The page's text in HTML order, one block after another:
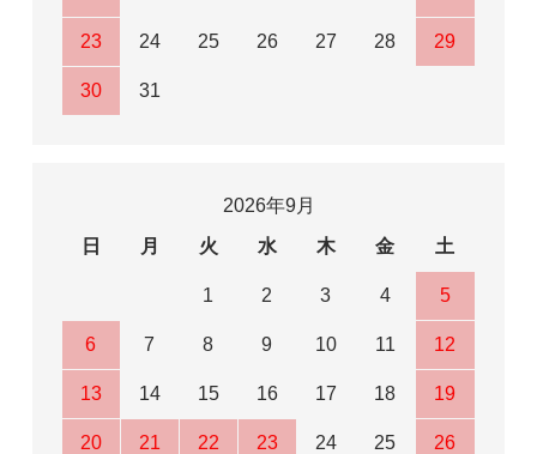
23 24 25 26 27 28 29
30 31
2026年9月
日
月 火 水 木 金 土
1 2 3 4 5
6 7 8 9 10 11 12
13 14 15 16 17 18 19
20 21 22 23 24 25 26